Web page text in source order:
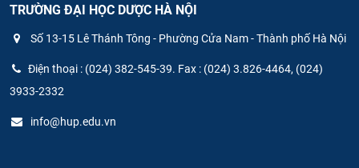
TRƯỜNG ĐẠI HỌC DƯỢC HÀ NỘI
Số 13-15 Lê Thánh Tông - Phường Cửa Nam - Thành phố Hà Nội
Điện thoại : (024) 382-545-39. Fax : (024) 3.826-4464, (024)
3933-2332
info@hup.edu.vn